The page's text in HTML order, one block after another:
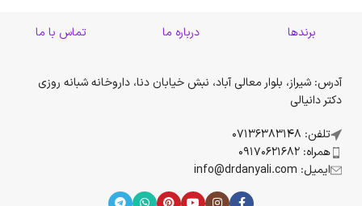
برندها درباره ما تماس با ما
آدرس: شیراز، بلوار معالی آباد، نبش خیابان دنا، داروخانه شبانه روزی
دکتر دانیالی
تلفن: 07136383148
همراه: 09170621682
ایمیل: info@drdanyali.com